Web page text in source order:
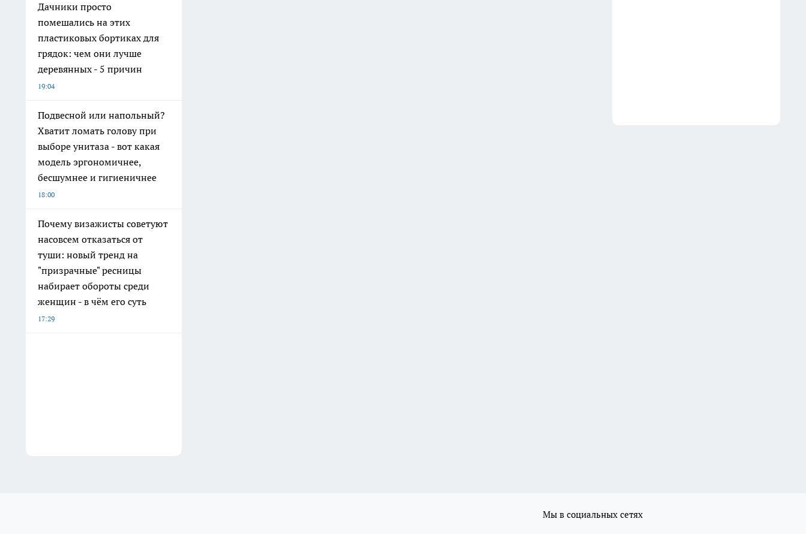
Дачники просто
помешались на этих
пластиковых бортиках для
грядок: чем они лучше
деревянных - 5 причин
19:04
Подвесной или напольный?
Хватит ломать голову при
выборе унитаза - вот какая
модель эргономичнее,
бесшумнее и гигиеничнее
18:00
Почему визажисты советуют
насовсем отказаться от
туши: новый тренд на
"призрачные" ресницы
набирает обороты среди
женщин - в чём его суть
17:29
Мы в социальных сетях